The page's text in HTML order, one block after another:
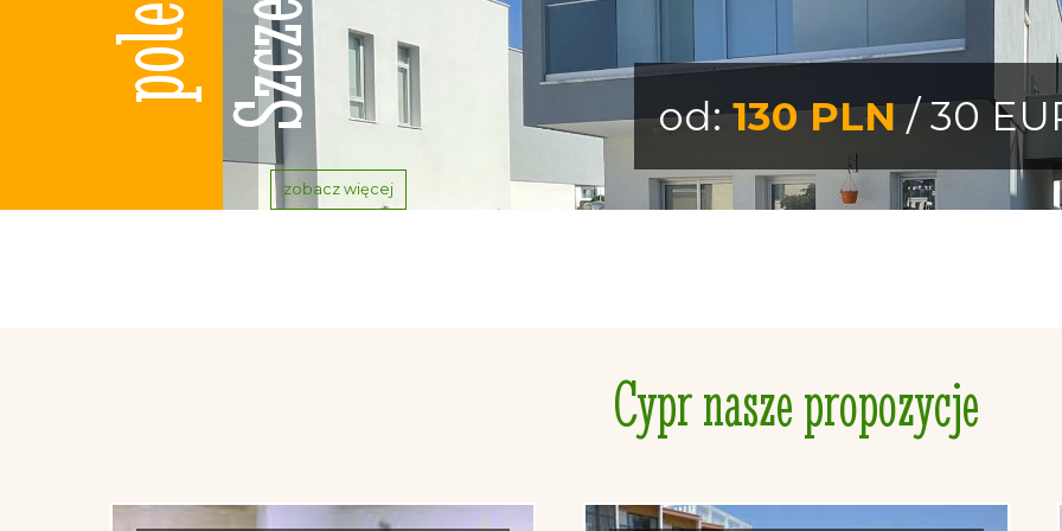
od:130 PLN/ 30
zobacz więcej
Cypr nasze propozycje